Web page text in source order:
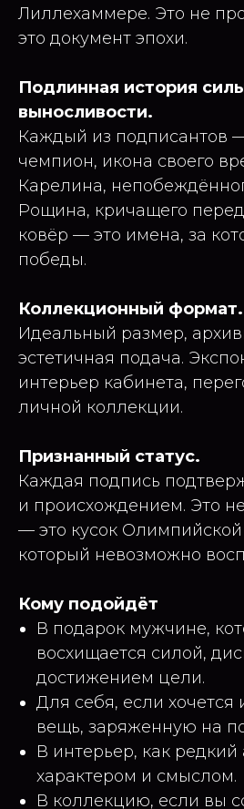
Лиллехаммере. Это не
это документ эпохи.
Подлинная история
выносливости.
Каждый из подписантов
чемпион, икона своего
Карелина,
Рощина, кричащего
ковёр — это имена, за
победы.
Коллекционный формат.
Идеальный размер,
эстетичная подача.
интерьер кабинета,
личной коллекции.
Признанный статус.
Каждая подпись
и происхождением. Это
— это кусок Олимпийской
который невозможно
Кому подойдёт
В подарок мужчине,
восхищается силой,
достижением цели.
Для себя, если хочется
вещь, заряженную на
В интерьер, как редкий
характером и смыслом.
В коллекцию, если вы